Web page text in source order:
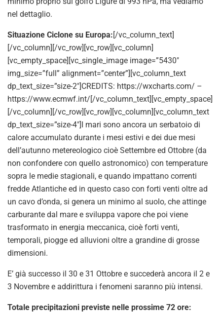
nel dettaglio.
Situazione Ciclone su Europa: [/vc_column_text]
[/vc_column][/vc_row][vc_row][vc_column]
[vc_empty_space][vc_single_image image=”5430″
img_size=”full” alignment=”center”][vc_column_text
dp_text_size=”size-2″]CREDITS: https://wxcharts.com/ –
https://www.ecmwf.int/[/vc_column_text][vc_empty_space]
[/vc_column][/vc_row][vc_row][vc_column][vc_column_text
dp_text_size=”size-4″]I mari sono ancora un serbatoio di
calore accumulato durante i mesi estivi e dei due mesi
dell’autunno metereologico cioè Settembre ed Ottobre (da
non confondere con quello astronomico) con temperature
sopra le medie stagionali, e quando impattano correnti
fredde Atlantiche ed in questo caso con forti venti oltre ad
un cavo d’onda, si genera un minimo al suolo, che attinge
carburante dal mare e sviluppa vapore che poi viene
trasformato in energia meccanica, cioè forti venti,
temporali, piogge ed alluvioni oltre a grandine di grosse
dimensioni.
E’ già successo il 30 e 31 Ottobre e succederà ancora il 2 e
3 Novembre e addirittura i fenomeni saranno più intensi.
Totale precipitazioni previste nelle prossime 72 ore: